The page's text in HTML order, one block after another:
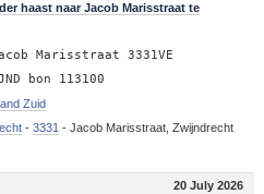
haast naar Jacob Marisstraat te
Marisstraat 3331VE
bon 113100
Zuid
- 3331 - Jacob Marisstraat, Zwijndrecht
20 July 2026